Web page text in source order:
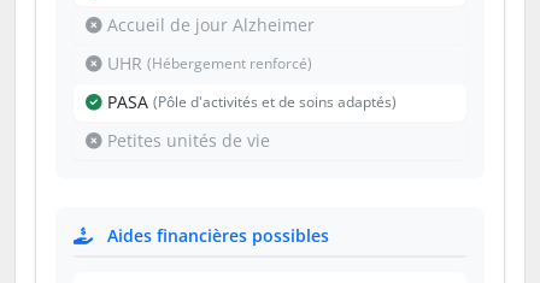
Accueil de jour Alzheimer
UHR (Hébergement renforcé)
PASA (Pôle d'activités et de soins adaptés)
Petites unités de vie
Aides financières possibles